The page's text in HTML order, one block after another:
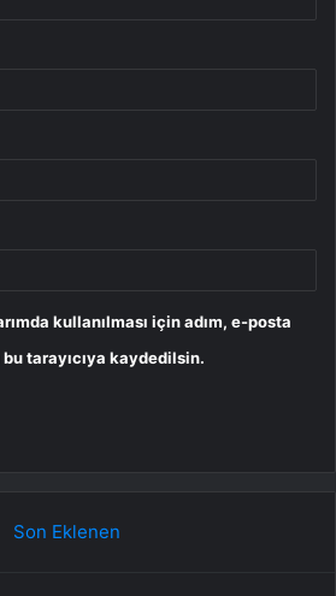
kullanılması için adım, e-posta
tarayıcıya kaydedilsin.
Son Eklenen